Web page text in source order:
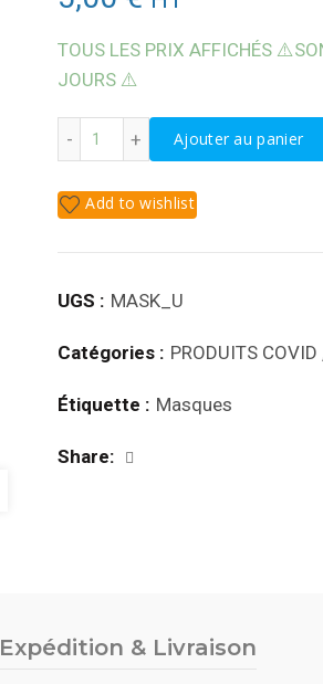
TOUS LES PRIX AFFICHÉS
JOURS ⚠️
Ajouter au panier
Add to wishlist
UGS : MASK_U
Catégories : PRODUITS COVID
Étiquette : Masques
Share
Expédition & Livraison